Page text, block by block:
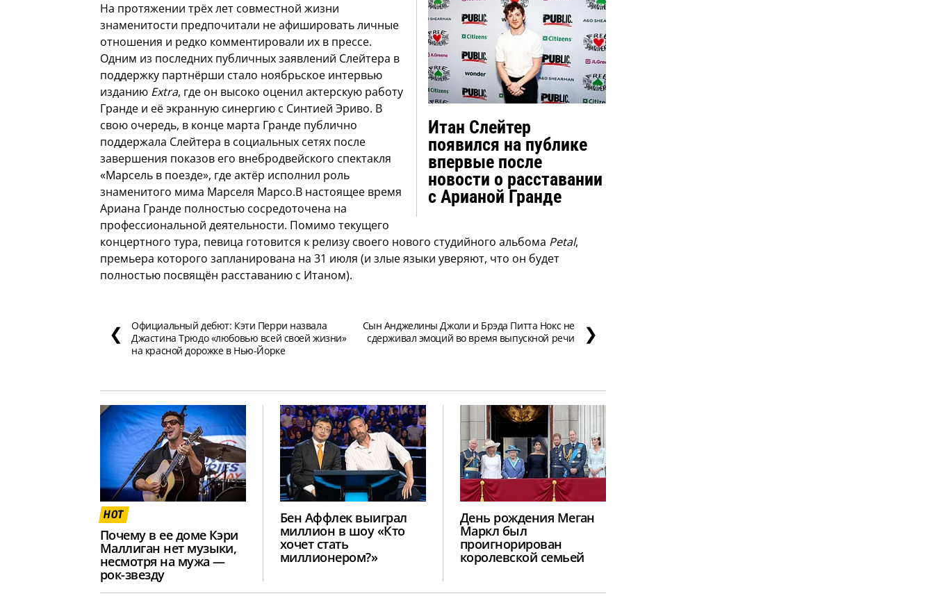
Итан Слейтер
появился на публике
впервые после
новости о расставании
с Арианой Гранде
На протяжении трёх лет совместной жизни
знаменитости предпочитали не афишировать личные
отношения и редко комментировали их в прессе.
Одним из последних публичных заявлений Слейтера в
поддержку партнёрши стало ноябрьское интервью
изданию Extra, где он высоко оценил актерскую работу
Гранде и её экранную синергию с Синтией Эриво. В
свою очередь, в конце марта Гранде публично
поддержала Слейтера в социальных сетях после
завершения показов его внебродвейского спектакля
«Марсель в поезде», где актёр исполнил роль
знаменитого мима Марселя Марсо.В настоящее время
Ариана Гранде полностью сосредоточена на
профессиональной деятельности. Помимо текущего
концертного тура, певица готовится к релизу своего нового студийного альбома Petal,
премьера которого запланирована на 31 июля (и злые языки уверяют, что он будет
полностью посвящён расставанию с Итаном).
❮
Официальный дебют: Кэти Перри назвала
Джастина Трюдо «любовью всей своей жизни»
на красной дорожке в Нью-Йорке
Сын Анджелины Джоли и Брэда Питта Нокс не
сдерживал эмоций во время выпускной речи
❯
HOT
Почему в ее доме Кэри
Маллиган нет музыки,
несмотря на мужа —
рок-звезду
Бен Аффлек выиграл
миллион в шоу «Кто
хочет стать
миллионером?»
День рождения Меган
Маркл был
проигнорирован
королевской семьей